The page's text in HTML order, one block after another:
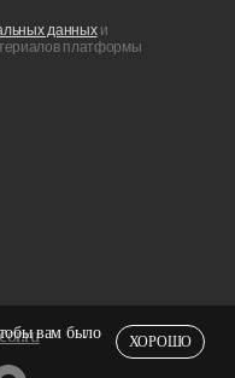
вам было
ХОРОШО
данных и
платформы